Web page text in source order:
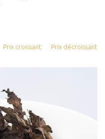
Prix croissant Prix décroissant